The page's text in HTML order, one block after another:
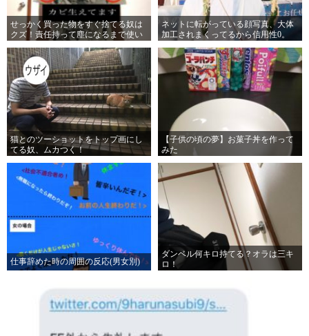
せっかく買った物をすぐ捨てる奴は
クズ！責任持って塵になるまで使い
ネットに転がっている顔写真、大体
加工されまくってるから信用性0。
猫とのツーショットをトップ画にし
てる奴、ムカつく！
【子供の頃の夢】お菓子丼を作って
みた
仕事辞めた時の周囲の反応(男女別)
ダンベル何キロ持てる？オラは三キ
ロ！